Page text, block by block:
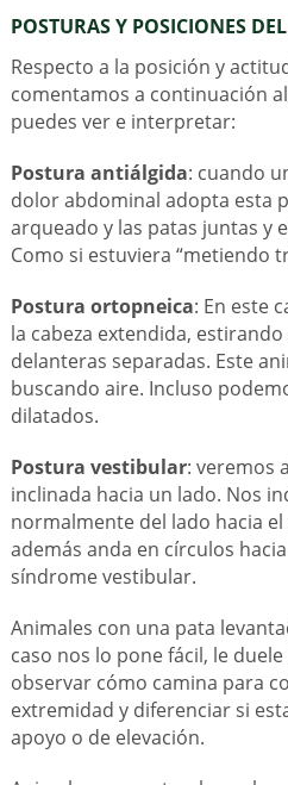
POSTURAS Y POSICIONES
Respecto a la posición y
comentamos a continuación
puedes ver e interpretar:
Postura antiálgida: cuando
dolor abdominal adopta esta
arqueado y las patas juntas y
Como si estuviera “metiendo
Postura ortopneica: En este
la cabeza extendida,
delanteras separadas. Este
buscando aire. Incluso
dilatados.
Postura vestibular: veremos
inclinada hacia un lado. Nos
normalmente del lado hacia el
además anda en círculos
síndrome vestibular.
Animales con una pata
caso nos lo pone fácil, le
observar cómo camina para
extremidad y diferenciar si
apoyo o de elevación.